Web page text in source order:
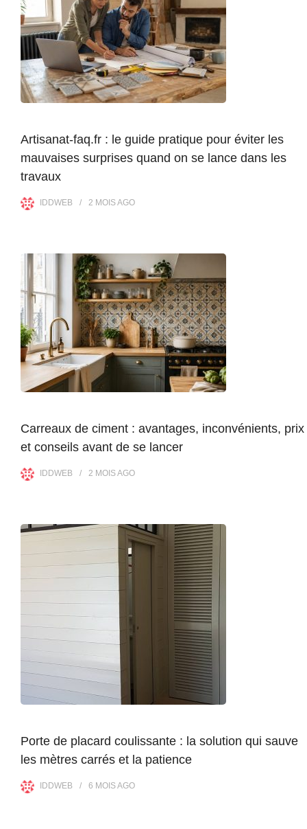
Artisanat-faq.fr : le guide pratique pour éviter les
mauvaises surprises quand on se lance dans les
travaux
IDDWEB 2 MOISAGO
Carreaux de ciment : avantages, inconvénients, prix
et conseils avant de se lancer
IDDWEB 2 MOISAGO
Porte de placard coulissante : la solution qui sauve
les mètres carrés et la patience
IDDWEB 6 MOISAGO